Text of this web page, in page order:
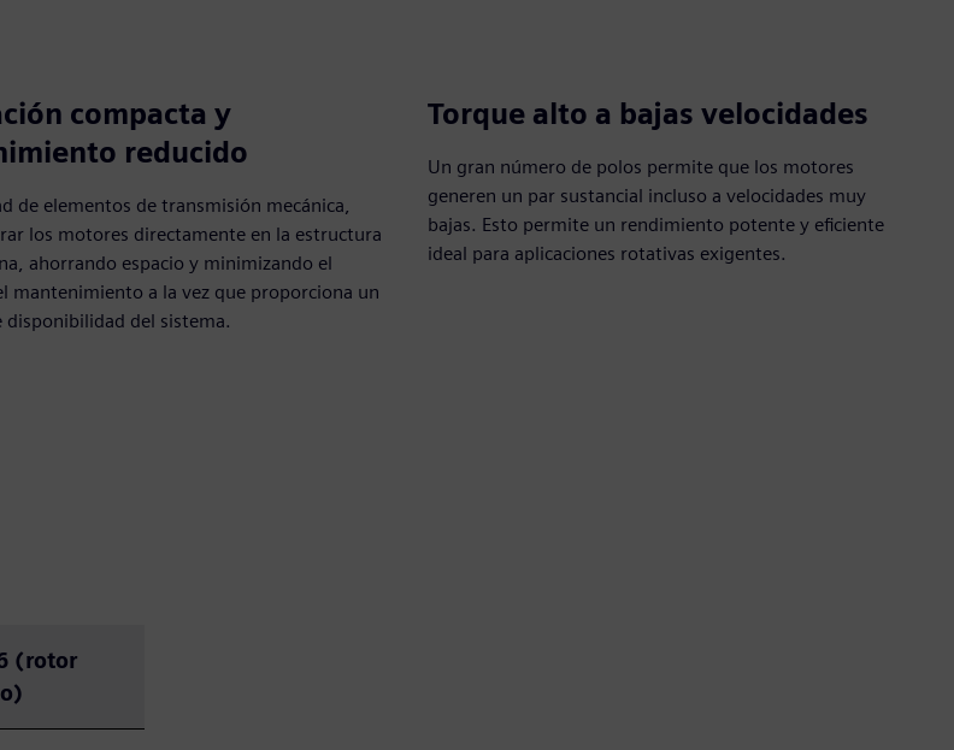
compacta y
reducido
de elementos de transmisión mecánica,
los motores directamente en la estructura
ahorrando espacio y minimizando el
mantenimiento a la vez que proporciona un
disponibilidad del sistema.
Torque alto a bajas velocidades
Un gran número de polos permite que los motores
generen un par sustancial incluso a velocidades muy
bajas. Esto permite un rendimiento potente y eficiente
ideal para aplicaciones rotativas exigentes.
(rotor